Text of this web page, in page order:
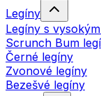
Legíny
Legíny s
Scrunch Bum
Černé legíny
Zvonové legíny
Bezešvé legíny